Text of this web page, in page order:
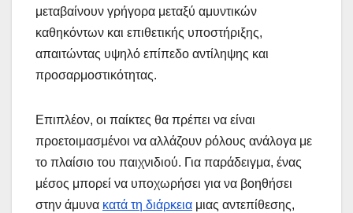
μεταβαίνουν γρήγορα μεταξύ αμυντικών
καθηκόντων και επιθετικής υποστήριξης,
απαιτώντας υψηλό επίπεδο αντίληψης και
προσαρμοστικότητας.
Επιπλέον, οι παίκτες θα πρέπει να είναι
προετοιμασμένοι να αλλάζουν ρόλους ανάλογα με
το πλαίσιο του παιχνιδιού. Για παράδειγμα, ένας
μέσος μπορεί να υποχωρήσει για να βοηθήσει
στην άμυνα κατά τη διάρκεια μιας αντεπίθεσης,